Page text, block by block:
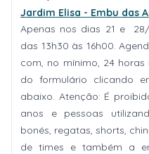
Jardim Elisa - Embu das
Apenas nos dias 21 e
das 13h30 às 16h00.
com, no mínimo, 24
do formulário clicando
abaixo. Atenção: É
anos e pessoas
bonés, regatas, shorts,
de times e também a